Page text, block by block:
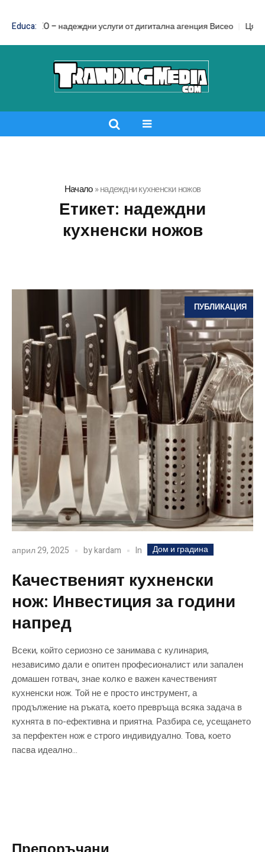
Educa:
– надеждни услуги от дигитална агенция Висео Цял бански
Начало»надеждни кухненски ножов
Етикет: надеждни
кухненски ножов
ПУБЛИКАЦИЯ
април 29, 2025 bykardam In Дом и градина
Качественият кухненски
нож: Инвестиция за години
напред
Всеки, който сериозно се занимава с кулинария,
независимо дали е опитен професионалист или запален
домашен готвач, знае колко е важен качественият
кухненски нож. Той не е просто инструмент, а
продължение на ръката, което превръща всяка задача в
кухнята в по-ефективна и приятна. Разбира се, усещането
за перфектен нож е строго индивидуално. Това, което
пасва идеално...